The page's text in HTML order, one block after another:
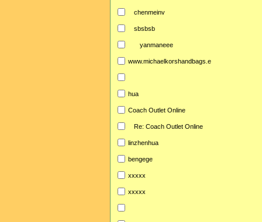
chenmeinv
sbsbsb
yanmaneee
www.michaelkorshandbags.e
hua
Coach Outlet Online
Re: Coach Outlet Online
linzhenhua
bengege
xxxxx
xxxxx